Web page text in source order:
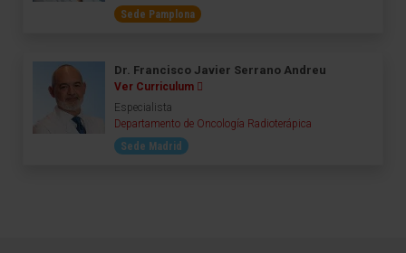
Sede Pamplona
Dr. Francisco Javier Serrano Andreu
Ver Curriculum
Especialista
Departamento de Oncología Radioterápica
Sede Madrid